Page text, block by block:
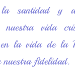
la santidad y
nuestra vida
en la vida de la
nuestra fidelidad.